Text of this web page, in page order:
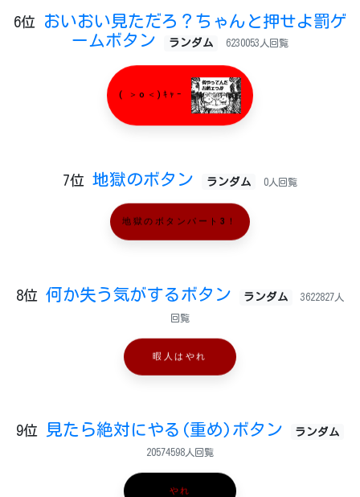
6位
おいおい見ただろ？ちゃんと押せよ罰ゲ
ームボタン
ランダム 6230053人回覧
( ＞o＜)ｷｬｰ
7位 地獄のボタン ランダム 0人回覧
地獄のボタンパート3！
8位 何か失う気がするボタン ランダム 3622827人
回覧
暇人はやれ
9位 見たら絶対にやる(重め)ボタン ランダム
20574598人回覧
やれ